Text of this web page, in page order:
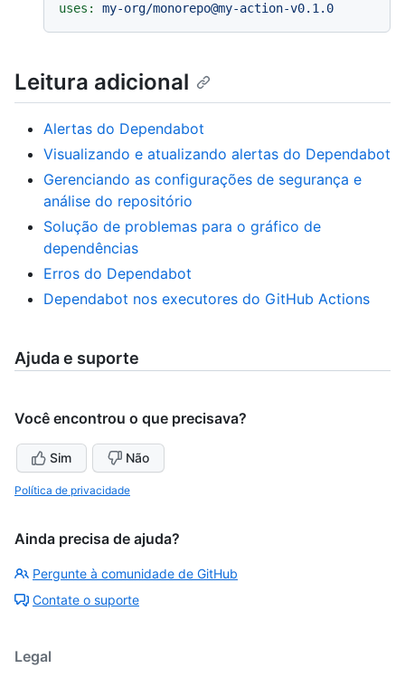
uses:
my-org/monorepo@my-action-v0.1.0
Leitura adicional
Alertas do Dependabot
Visualizando e atualizando alertas do Dependabot
Gerenciando as configurações de segurança e
análise do repositório
Solução de problemas para o gráfico de
dependências
Erros do Dependabot
Dependabot nos executores do GitHub Actions
Ajuda e suporte
Você encontrou o que precisava?
Sim Não
Política de privacidade
Ainda precisa de ajuda?
Pergunte à comunidade de GitHub
Contate o suporte
Legal